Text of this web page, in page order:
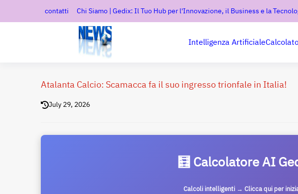
contatti Chi Siamo | Gedix: Il Tuo Hub per l'Innovazione, il Business e la
Intelligenza Artificiale
Atalanta Calcio: Scamacca fa il suo ingresso trionfale in Italia!
July 29, 2026
🧮 Calcolatore AI
Calcoli intelligenti → Clicca qui per